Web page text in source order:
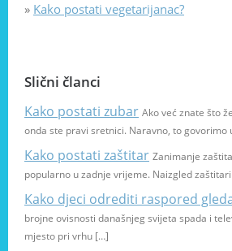
» Kako postati vegetarijanac?
Slični članci
Kako postati zubar Ako već znate što
onda ste pravi sretnici. Naravno, to govorimo
Kako postati zaštitar Zanimanje
popularno u zadnje vrijeme. Naizgled
Kako djeci odrediti raspored
brojne ovisnosti današnjeg svijeta spada i
mjesto pri vrhu […]